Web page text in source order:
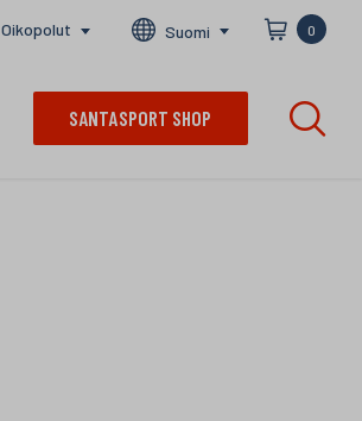
Oikopolut Suomi 0
SANTASPORT SHOP